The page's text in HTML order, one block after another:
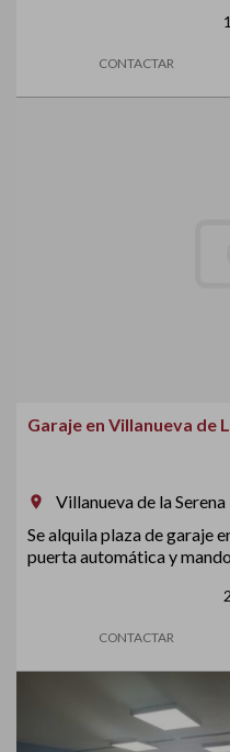
CONTACTAR
Garaje en Villanueva de
room
Villanueva de la Serena
Se alquila plaza de garaje
puerta automática y
CONTACTAR